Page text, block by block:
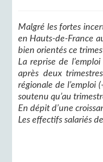
Malgré les fortes
en Hauts-de-France
bien orientés ce
La reprise de
après deux
régionale de l’emploi
soutenu qu’au
En dépit d’une
Les effectifs salariés